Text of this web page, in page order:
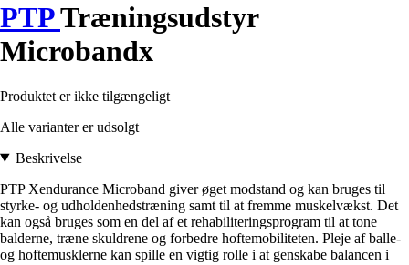
PTPTræningsudstyr
Microbandx
Produktet er ikke tilgængeligt
Alle varianter er udsolgt
Beskrivelse
PTP Xendurance Microband giver øget modstand og kan bruges til
styrke- og udholdenhedstræning samt til at fremme muskelvækst. Det
kan også bruges som en del af et rehabiliteringsprogram til at tone
balderne, træne skuldrene og forbedre hoftemobiliteten. Pleje af balle-
og hoftemusklerne kan spille en vigtig rolle i at genskabe balancen i